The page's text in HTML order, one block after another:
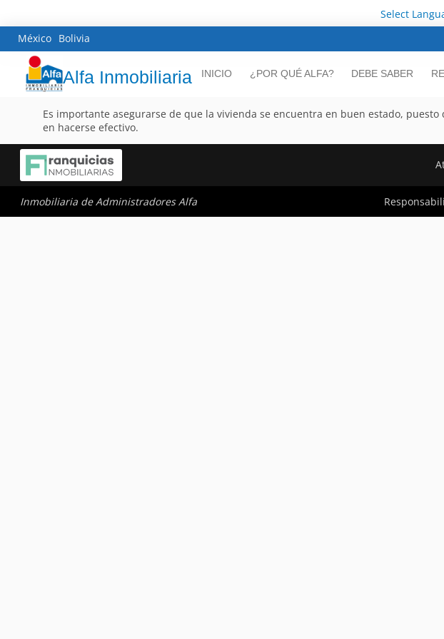
Select
México Bolivia
Alfa Inmobiliaria INICIO ¿POR QUÉ ALFA? DEBE SABER
Es importante asegurarse de que la vivienda se encuentra en buen estado,
en hacerse efectivo.
Inmobiliaria de Administradores Alfa